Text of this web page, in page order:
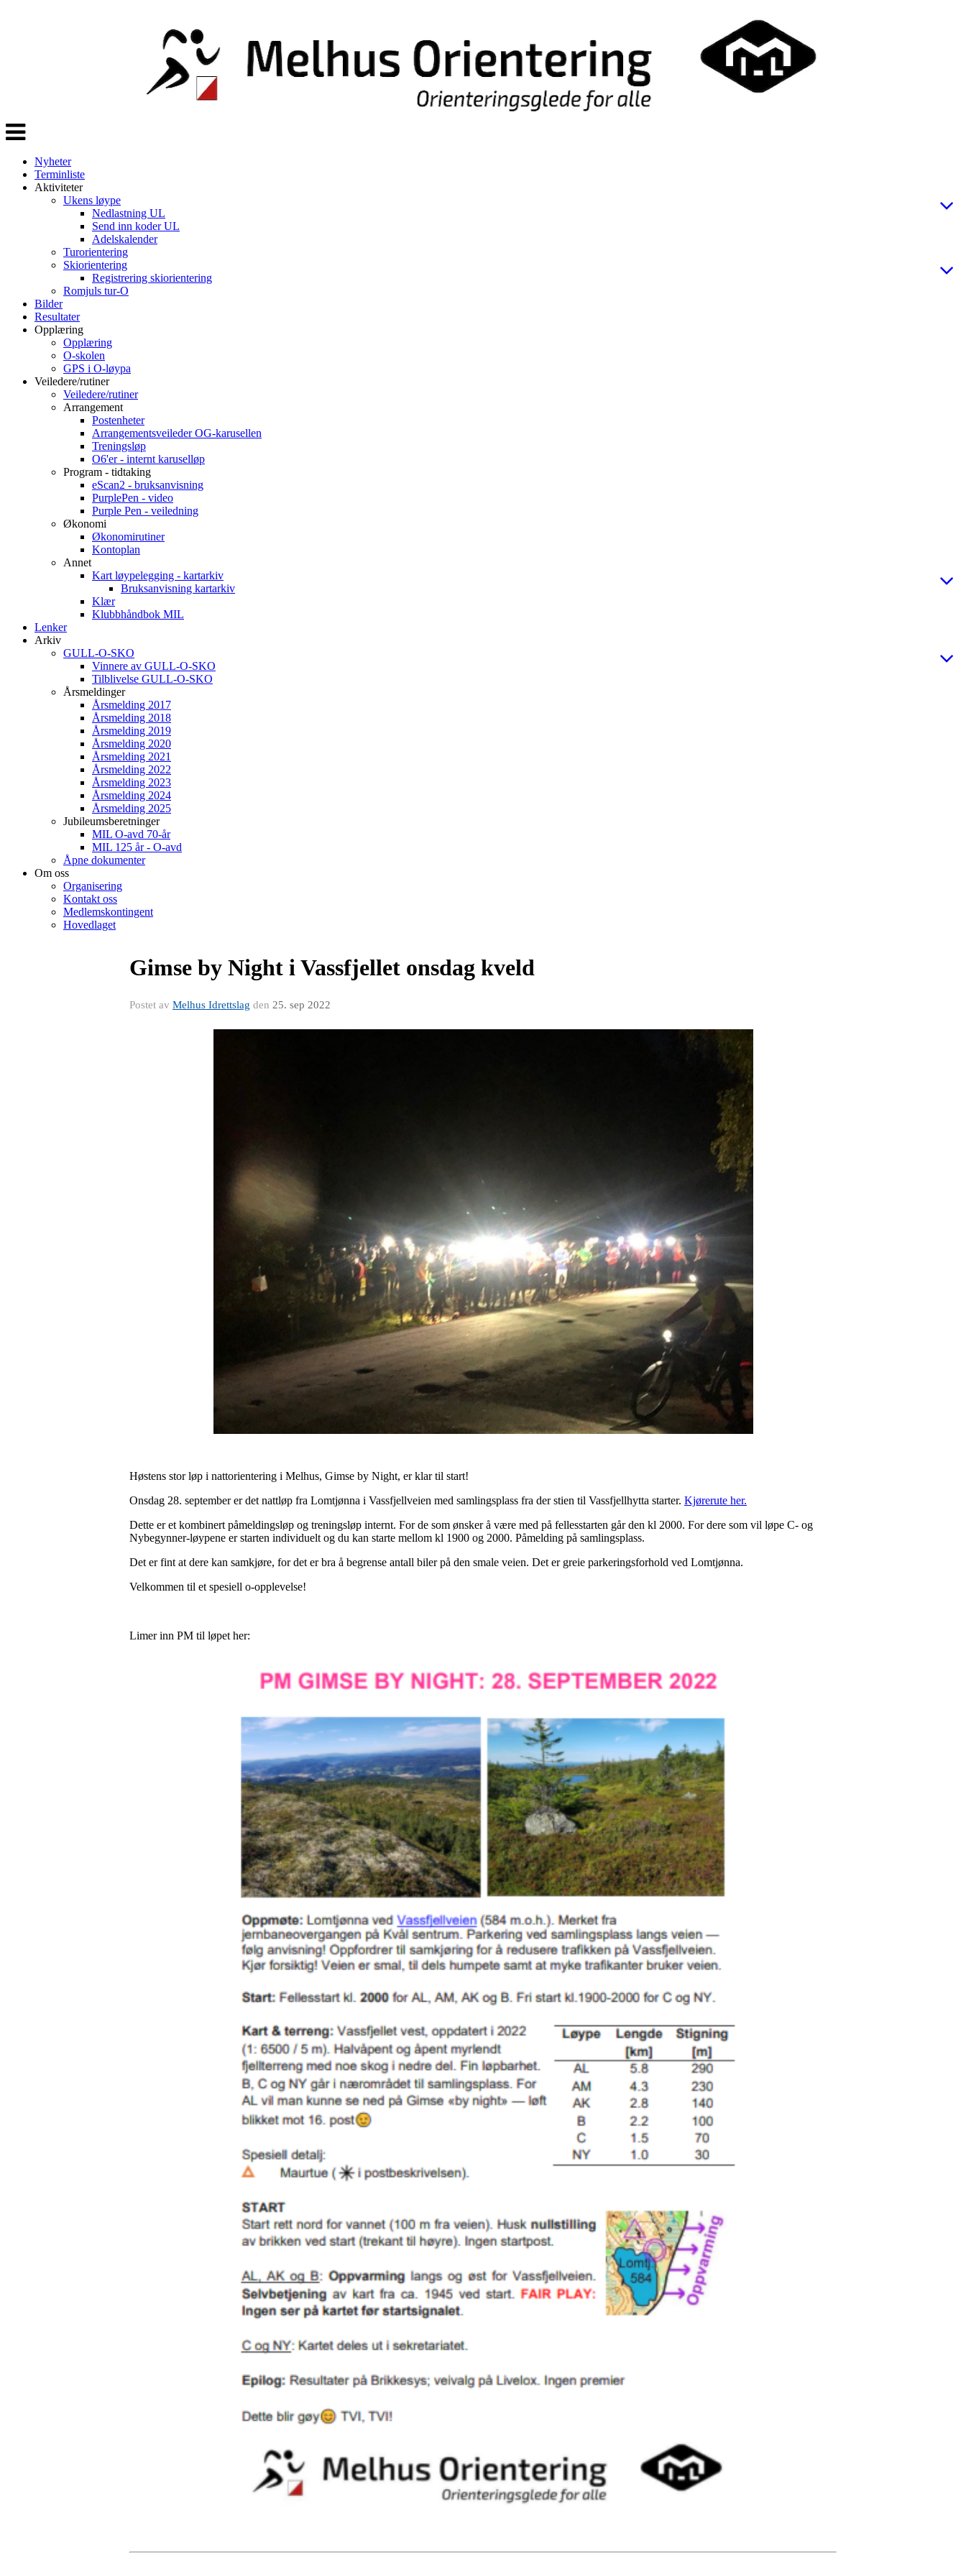
Veksle
navigasjon
Nyheter
Terminliste
Aktiviteter
Ukens løype
Nedlastning UL
Send inn koder UL
Adelskalender
Turorientering
Skiorientering
Registrering skiorientering
Romjuls tur-O
Bilder
Resultater
Opplæring
Opplæring
O-skolen
GPS i O-løypa
Veiledere/rutiner
Veiledere/rutiner
Arrangement
Postenheter
Arrangementsveileder OG-karusellen
Treningsløp
O6'er - internt karuselløp
Program - tidtaking
eScan2 - bruksanvisning
PurplePen - video
Purple Pen - veiledning
Økonomi
Økonomirutiner
Kontoplan
Annet
Kart løypelegging - kartarkiv
Bruksanvisning kartarkiv
Klær
Klubbhåndbok MIL
Lenker
Arkiv
GULL-O-SKO
Vinnere av GULL-O-SKO
Tilblivelse GULL-O-SKO
Årsmeldinger
Årsmelding 2017
Årsmelding 2018
Årsmelding 2019
Årsmelding 2020
Årsmelding 2021
Årsmelding 2022
Årsmelding 2023
Årsmelding 2024
Årsmelding 2025
Jubileumsberetninger
MIL O-avd 70-år
MIL 125 år - O-avd
Åpne dokumenter
Om oss
Organisering
Kontakt oss
Medlemskontingent
Hovedlaget
Gimse by Night i Vassfjellet onsdag kveld
Postet av Melhus Idrettslag den 25. sep 2022
Høstens stor løp i nattorientering i Melhus, Gimse by Night, er klar til start!
Onsdag 28. september er det nattløp fra Lomtjønna i Vassfjellveien med samlingsplass fra der stien til Vassfjellhytta starter. Kjørerute her.
Dette er et kombinert påmeldingsløp og treningsløp internt. For de som ønsker å være med på fellesstarten går den kl 2000. For dere som vil løpe C- og
Nybegynner-løypene er starten individuelt og du kan starte mellom kl 1900 og 2000. Påmelding på samlingsplass.
Det er fint at dere kan samkjøre, for det er bra å begrense antall biler på den smale veien. Det er greie parkeringsforhold ved Lomtjønna.
Velkommen til et spesiell o-opplevelse!
Limer inn PM til løpet her: